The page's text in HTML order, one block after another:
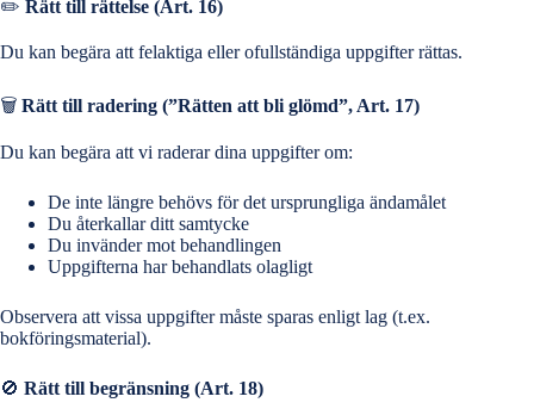
✏️ Rätt till rättelse (Art. 16)
Du kan begära att felaktiga eller ofullständiga uppgifter rättas.
🗑️ Rätt till radering (”Rätten att bli glömd”, Art. 17)
Du kan begära att vi raderar dina uppgifter om:
De inte längre behövs för det ursprungliga ändamålet
Du återkallar ditt samtycke
Du invänder mot behandlingen
Uppgifterna har behandlats olagligt
Observera att vissa uppgifter måste sparas enligt lag (t.ex.
bokföringsmaterial).
🚫 Rätt till begränsning (Art. 18)